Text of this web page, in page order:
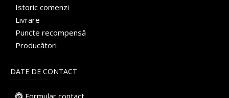
Istoric comenzi
Livrare
Puncte recompensă
Producători
DATE DE CONTACT
Formular contact